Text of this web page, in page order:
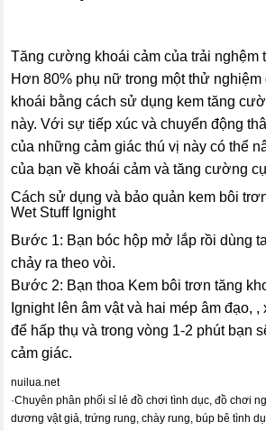
Tăng cường khoái cảm của trải nghệm
Hơn 80% phụ nữ trong một thử
khoái bằng cách sử dụng kem tăng
này. Với sự tiếp xúc và chuyển động
của những cảm giác thú vị này có thể
của bạn về khoái cảm và tăng cường
Cách sử dụng và bảo quản kem bôi
Wet Stuff Ignight
Bước 1: Bạn bóc hộp mở lắp rồi dùng
chảy ra theo vòi.
Bước 2: Bạn thoa Kem bôi trơn tăng
Ignight lên âm vật và hai mép âm đạo,
để hấp thụ và trong vòng 1-2 phút bạn
cảm giác.
nuilua.net
·Chuyên phân phối sỉ lẻ đồ chơi tình dục, đồ chơi
dương vật giả, trứng rung, chày rung, búp bê tình